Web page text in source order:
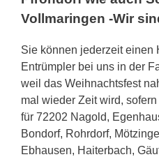
Vollmaringen -Wir
Sie können jederzeit einen
Entrümpler bei uns in der
weil das Weihnachtsfest
mal wieder Zeit wird,
für 72202 Nagold,
Bondorf, Rohrdorf,
Ebhausen, Haiterbach,